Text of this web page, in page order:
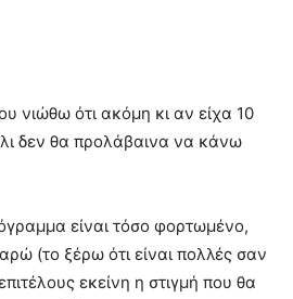
νιώθω ότι ακόμη κι αν είχα 10
δεν θα προλάβαινα να κάνω
είναι τόσο φορτωμένο,
(το ξέρω ότι είναι πολλές σαν
εκείνη η στιγμή που θα